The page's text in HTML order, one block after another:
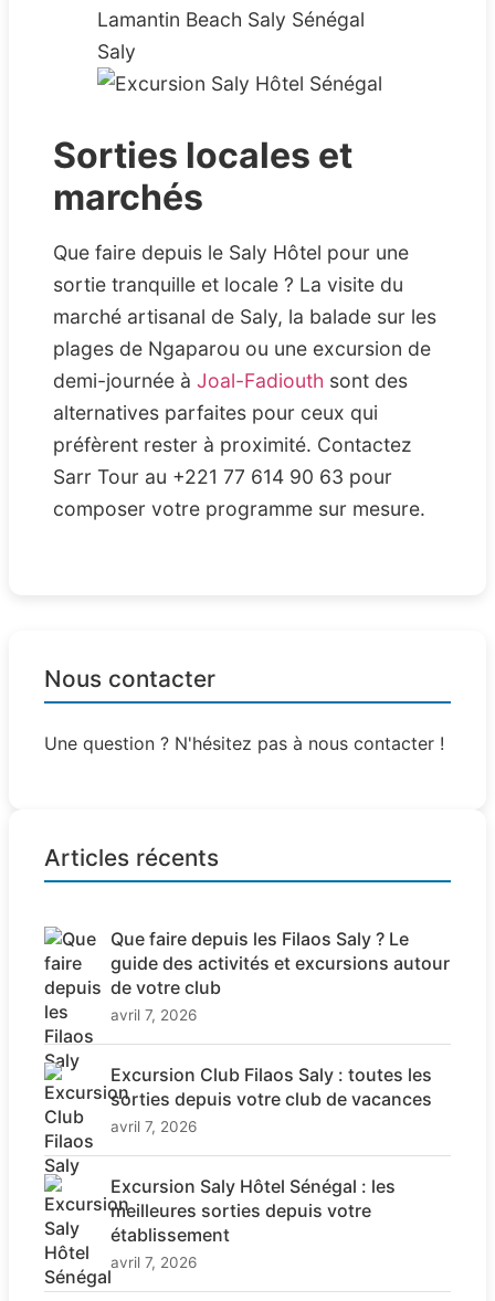
Sorties locales et
marchés
Que faire depuis le Saly Hôtel pour une
sortie tranquille et locale ? La visite du
marché artisanal de Saly, la balade sur les
plages de Ngaparou ou une excursion de
demi-journée à Joal-Fadiouth sont des
alternatives parfaites pour ceux qui
préfèrent rester à proximité. Contactez
Sarr Tour au +221 77 614 90 63 pour
composer votre programme sur mesure.
Nous contacter
Une question ? N'hésitez pas à nous contacter !
Articles récents
Que faire depuis les Filaos Saly ? Le
guide des activités et excursions autour
de votre club
avril 7, 2026
Excursion Club Filaos Saly : toutes les
sorties depuis votre club de vacances
avril 7, 2026
Excursion Saly Hôtel Sénégal : les
meilleures sorties depuis votre
établissement
avril 7, 2026